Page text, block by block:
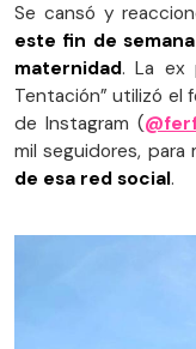
Se cansó y
este fin de
maternidad. La ex
Tentación” utilizó el
de Instagram (
mil seguidores, para
de esa red social.